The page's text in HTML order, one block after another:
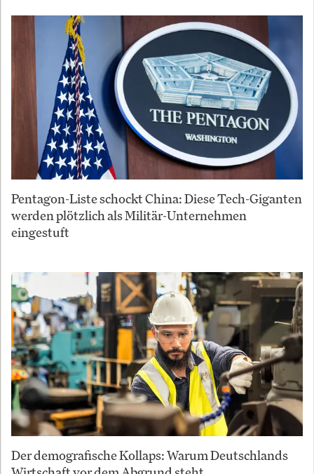
Pentagon-Liste schockt China: Diese Tech-Giganten
werden plötzlich als Militär-Unternehmen
eingestuft
Der demografische Kollaps: Warum Deutschlands